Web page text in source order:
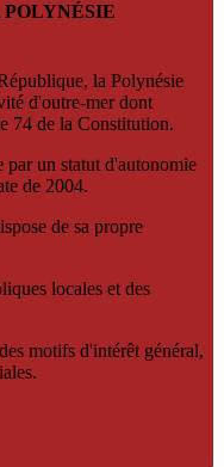
la Polynésie
d'outre-mer dont
74 de la Constitution.
par un statut d'autonomie
de 2004.
de sa propre
locales et des
motifs d'intérêt général,